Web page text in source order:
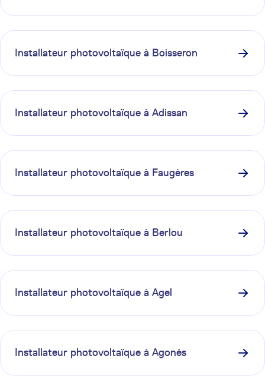
Installateur photovoltaïque à Boisseron
Installateur photovoltaïque à Adissan
Installateur photovoltaïque à Faugères
Installateur photovoltaïque à Berlou
Installateur photovoltaïque à Agel
Installateur photovoltaïque à Agonès